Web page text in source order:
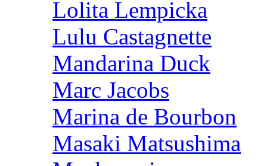
Lolita Lempicka
Lulu Castagnette
Mandarina Duck
Marc Jacobs
Marina de Bourbon
Masaki Matsushima